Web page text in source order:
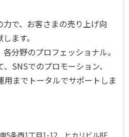
で、お客さまの売り上げ向
ます。
分野のプロフェッショナル。
SNSでのプロモーション、
用までトータルでサポートしま